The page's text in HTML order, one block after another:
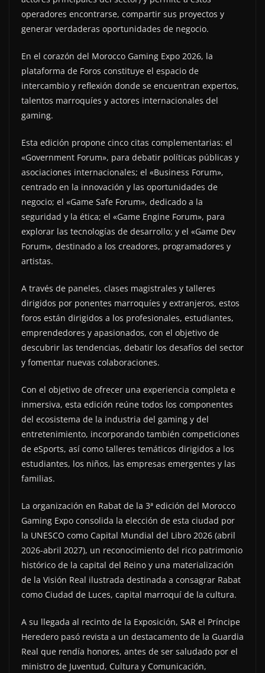
operadores encontrarse, compartir sus proyectos y
generar verdaderas oportunidades de negocio.
En el corazón del Morocco Gaming Expo 2026, la
plataforma de Foros constituye el espacio de
intercambio y reflexión donde se encuentran expertos,
talentos marroquíes y actores internacionales del
gaming.
Esta edición propone cinco citas complementarias: el
«Government Forum», para debatir políticas públicas y
asociaciones internacionales; el «Business Forum»,
centrado en la innovación y las oportunidades de
negocio; el «Game Safe Forum», dedicado a la
seguridad y la ética; el «Game Engine Forum», para
explorar las tecnologías de desarrollo; y el «Game Dev
Forum», destinado a los creadores, programadores y
artistas.
A través de paneles, clases magistrales y talleres
dirigidos por ponentes marroquíes y extranjeros, estos
foros están dirigidos a los profesionales, estudiantes,
emprendedores y apasionados, con el objetivo de
descubrir las tendencias, debatir los desafíos del sector
y fomentar nuevas colaboraciones.
Con el objetivo de ofrecer una experiencia completa e
inmersiva, esta edición reúne todos los componentes
del ecosistema de la industria del gaming y del
entretenimiento, incorporando también competiciones
de eSports, así como talleres temáticos dirigidos a los
estudiantes, los niños, las empresas emergentes y las
familias.
La organización en Rabat de la 3ª edición del Morocco
Gaming Expo consolida la elección de esta ciudad por
la UNESCO como Capital Mundial del Libro 2026 (abril
2026-abril 2027), un reconocimiento del rico patrimonio
histórico de la capital del Reino y una materialización
de la Visión Real ilustrada destinada a consagrar Rabat
como Ciudad de Luces, capital marroquí de la cultura.
A su llegada al recinto de la Exposición, SAR el Príncipe
Heredero pasó revista a un destacamento de la Guardia
Real que rendía honores, antes de ser saludado por el
ministro de Juventud, Cultura y Comunicación,